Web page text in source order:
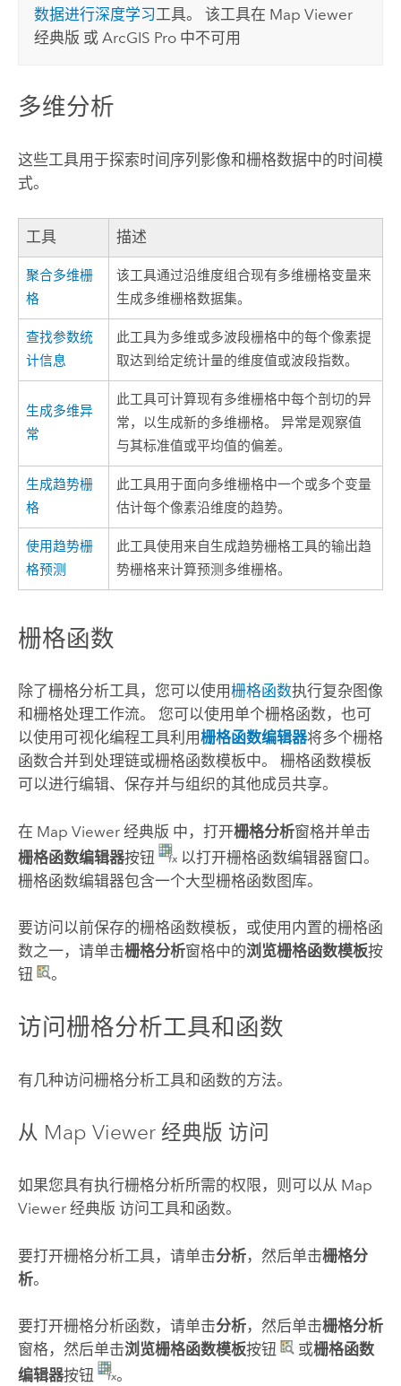
数据进行深度学习工具。 该工具在 Map Viewer
经典版 或ArcGIS Pro 中不可用
多维分析
这些工具用于探索时间序列影像和栅格数据中的时间模
式。
工具 描述
聚合多维栅
格
该工具通过沿维度组合现有多维栅格变量来
生成多维栅格数据集。
查找参数统
计信息
此工具为多维或多波段栅格中的每个像素提
取达到给定统计量的维度值或波段指数。
生成多维异
常
此工具可计算现有多维栅格中每个剖切的异
常，以生成新的多维栅格。 异常是观察值
与其标准值或平均值的偏差。
生成趋势栅
格
此工具用于面向多维栅格中一个或多个变量
估计每个像素沿维度的趋势。
使用趋势栅
格预测
此工具使用来自生成趋势栅格工具的输出趋
势栅格来计算预测多维栅格。
栅格函数
除了栅格分析工具，您可以使用栅格函数执行复杂图像
和栅格处理工作流。 您可以使用单个栅格函数，也可
以使用可视化编程工具利用栅格函数编辑器将多个栅格
函数合并到处理链或栅格函数模板中。 栅格函数模板
可以进行编辑、保存并与组织的其他成员共享。
在 Map Viewer 经典版 中，打开栅格分析窗格并单击
栅格函数编辑器按钮
以打开栅格函数编辑器窗口。
栅格函数编辑器包含一个大型栅格函数图库。
要访问以前保存的栅格函数模板，或使用内置的栅格函
数之一，请单击栅格分析窗格中的浏览栅格函数模板按
钮
。
访问栅格分析工具和函数
有几种访问栅格分析工具和函数的方法。
从 Map Viewer 经典版 访问
如果您具有执行栅格分析所需的权限，则可以从 Map
Viewer 经典版 访问工具和函数。
要打开栅格分析工具，请单击分析，然后单击栅格分
析。
要打开栅格分析函数，请单击分析，然后单击栅格分析
窗格，然后单击浏览栅格函数模板按钮 或栅格函数
编辑器按钮 。